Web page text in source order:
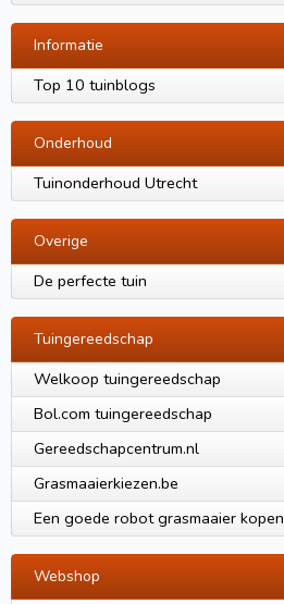
Informatie
Top 10 tuinblogs
Onderhoud
Tuinonderhoud Utrecht
Overige
De perfecte tuin
Tuingereedschap
Welkoop tuingereedschap
Bol.com tuingereedschap
Gereedschapcentrum.nl
Grasmaaierkiezen.be
Een goede robot grasmaaier kopen
Webshop